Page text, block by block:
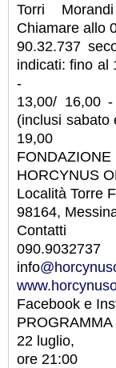
Torri
Chiamare allo
90.32.737
indicati: fino al
-
13,00/ 16,00
(inclusi sabato
19,00
FONDAZIONE
HORCYNUS
Località Torre
98164,
Contatti
090.9032737
info
Facebook e
PROGRAMMA
22 luglio,
ore 21:00